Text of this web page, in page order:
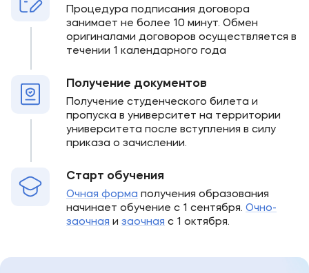
Процедура подписания договора
занимает не более 10 минут. Обмен
оригиналами договоров осуществляется в
течении 1 календарного года
Получение документов
Получение студенческого билета и
пропуска в университет на территории
университета после вступления в силу
приказа о зачислении.
Старт обучения
Очная форма получения образования
начинает обучение с 1 сентября. Очно-
заочная и заочная с 1 октября.